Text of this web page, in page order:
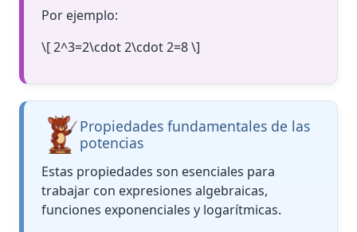
Por ejemplo:
\[ 2^3=2\cdot 2\cdot 2=8 \]
Propiedades fundamentales de las
potencias
Estas propiedades son esenciales para
trabajar con expresiones algebraicas,
funciones exponenciales y logarítmicas.